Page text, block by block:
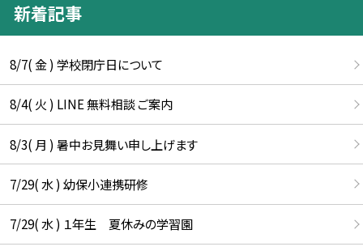
新着記事
8/7( 金 ) 学校閉庁日について
8/4( 火 ) LINE 無料相談 ご案内
8/3( 月 ) 暑中お見舞い申し上げます
7/29( 水 ) 幼保小連携研修
7/29( 水 ) １年生 夏休みの学習園